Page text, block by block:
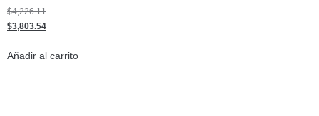
$4,226.11
$3,803.54
Añadir al carrito